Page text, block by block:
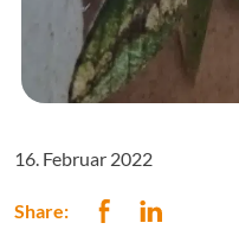
16. Februar 2022
Share: